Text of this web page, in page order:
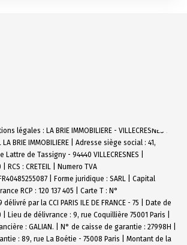
légales : LA BRIE IMMOBILIERE - VILLECRESNES N19
LA BRIE IMMOBILIERE | Adresse siège social : 41,
de Tassigny - 94440 VILLECRESNES |
RCS : CRETEIL | Numero TVA
| Forme juridique : SARL | Capital
RCP : 120 137 405 | Carte T : N°
délivré par la CCI PARIS ILE DE FRANCE - 75 | Date de
| Lieu de délivrance : 9, rue Coquillière 75001 Paris |
: GALIAN. | N° de caisse de garantie : 27998H |
: 89, rue La Boétie - 75008 Paris | Montant de la